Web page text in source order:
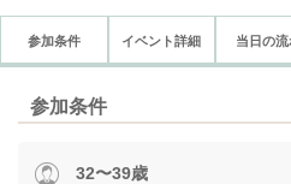
参加条件 イベント詳細 当日の流
参加条件
32〜39歳